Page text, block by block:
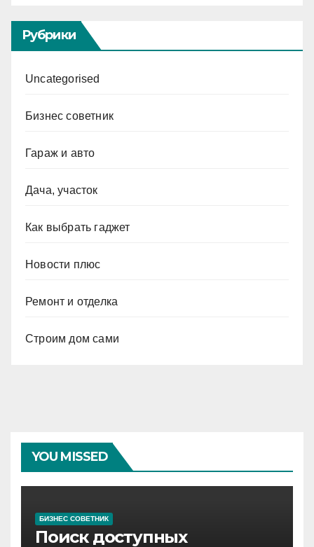
Рубрики
Uncategorised
Бизнес советник
Гараж и авто
Дача, участок
Как выбрать гаджет
Новости плюс
Ремонт и отделка
Строим дом сами
YOU MISSED
БИЗНЕС СОВЕТНИК
Поиск доступных